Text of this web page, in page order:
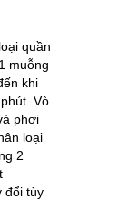
quần
muỗng
khi
Vò
phơi
loại
2
đổi tùy